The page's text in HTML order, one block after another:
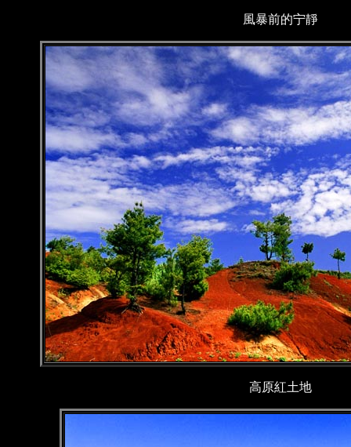
風暴前的宁靜
高原紅土地